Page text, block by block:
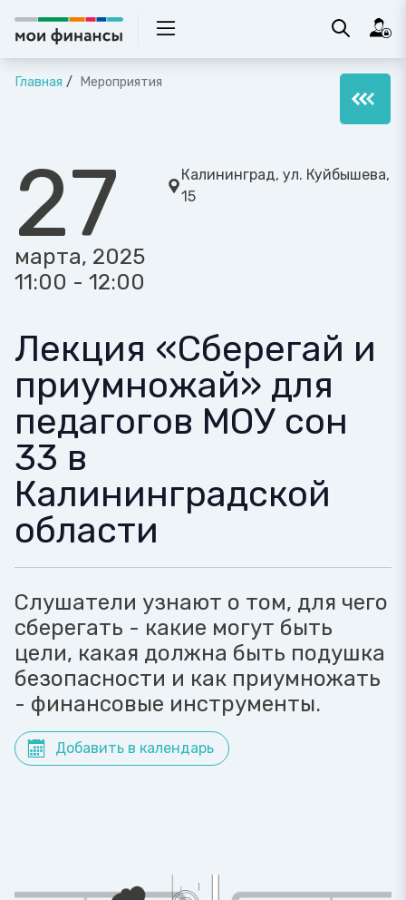
Главная Мероприятия
27
марта, 2025
11:00 - 12:00
Калининград, ул. Куйбышева,
15
Лекция «Сберегай и
приумножай» для
педагогов МОУ сон
33 в
Калининградской
области
Слушатели узнают о том, для чего
сберегать - какие могут быть
цели, какая должна быть подушка
безопасности и как приумножать
- финансовые инструменты.
Добавить в календарь